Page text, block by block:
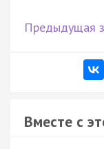
Предыдущая
Вместе с